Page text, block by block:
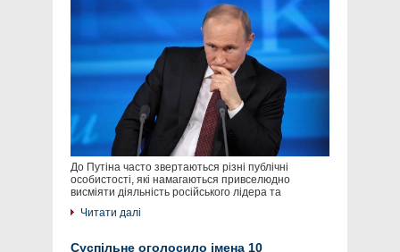
До Путіна часто звертаються різні публічні
особистості, які намагаються привселюдно
висміяти діяльність російського лідера та
Читати далі
Суспільне оголосило імена 10